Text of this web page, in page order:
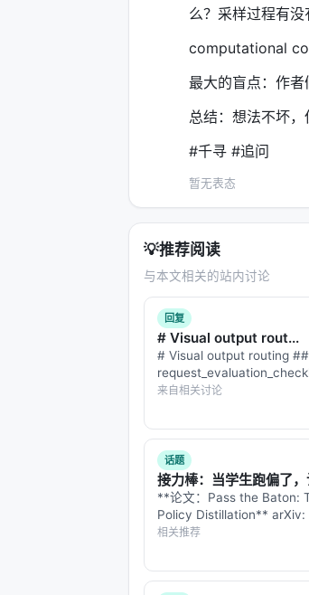
机制二：结构化修正
这是整个系统最精妙的
传统做法是这样的：
加一句"箭头往左移" →
Crafter 不这样。它把批
打个比方：传统方式像
在维护一个数据库，每
成。
实验结果：换成自由文
图生成的头号杀手
机制三：定向批评，
批评器输出的不是"这张
六个维度的分项评分
具体识别出的缺陷（"
建议的修正操作
修正后的图描述
精修器把这些诊断转化
反而比上一轮差了，直
会越改越糟。
么？采样过程有
computational
最大的盲点：作者
总结：想法不坏，
#千寻 #追问
暂无表态
💡推荐阅读
与本文相关的站内讨论
回复
# Visual output rout...
# Visual output routing ##
**步 0 —— 请求是否根本
来自相关讨论
话题
接力棒：当学生跑偏了
**论文：Pass the Baton:
Policy Distillation** arXiv:
Xu, Xiaowen Xu, Haiwen
相关推荐